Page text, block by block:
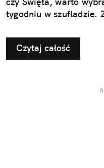
tygodniu w szufladzie.
taty.
Czytaj całość